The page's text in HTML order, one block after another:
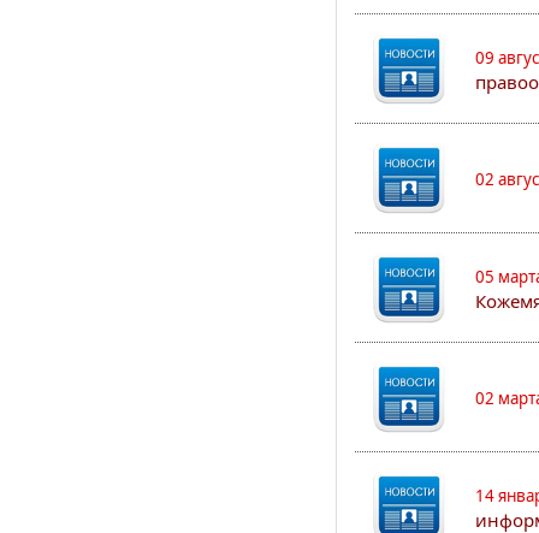
09
02
05
02
14